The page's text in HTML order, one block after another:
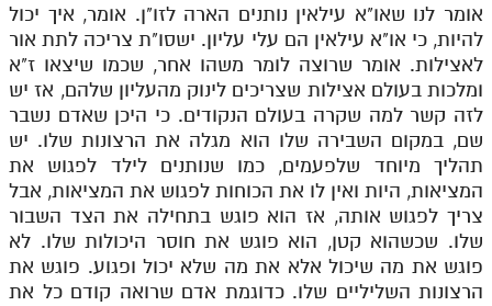
אומר לנו שאו"א עילאין נותנים הארה לזו"ן. אומר, איך יכול
להיות, כי או"א עילאין הם עלי עליון. ישסו"ת צריכה לתת אור
לאצילות. אומר שרוצה לומר משהו אחר, שכמו שיצאו ז"א
ומלכות בעולם אצילות שצריכים לינוק מהעליון שלהם, אז יש
לזה קשר למה שקרה בעולם הנקודים. כי היכן שאדם נשבר
שם, במקום השבירה שלו הוא מגלה את הרצונות שלו. יש
תהליך מיוחד שלפעמים, כמו שנותנים לילד לפגוש את
המציאות, היות ואין לו את הכוחות לפגוש את המציאות, אבל
צריך לפגוש אותה, אז הוא פוגש בתחילה את הצד השבור
שלו. שכשהוא קטן, הוא פוגש את חוסר היכולות שלו. לא
פוגש את מה שיכול אלא את מה שלא יכול ופגוע. פוגש את
הרצונות השליליים שלו. כדוגמת אדם שרואה קודם כל את